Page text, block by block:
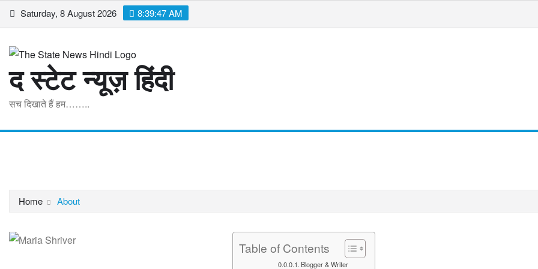
Skip Saturday, 8 August 2026 8:39:48 AM
द स्टेट न्यूज़ हिंदी
सच दिखाते हैं हम……..
Home About
Table of Contents
Blogger & Writer